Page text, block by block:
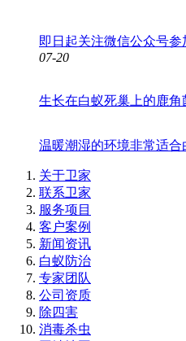
即日起关注微信公众号
07-20
生长在白蚁死巢上的鹿角
温暖潮湿的环境非常适合
关于卫家
联系卫家
服务项目
客户案例
新闻资讯
白蚁防治
专家团队
公司资质
除四害
消毒杀虫